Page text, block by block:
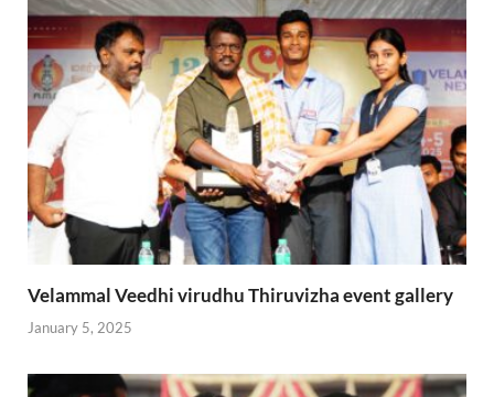
Velammal Veedhi virudhu Thiruvizha event gallery
January 5, 2025